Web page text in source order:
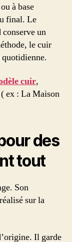
à base
final. Le
un
le cuir
quotidienne.
cuir,
( ex : La Maison
des
tout
Son
sur la
Il garde